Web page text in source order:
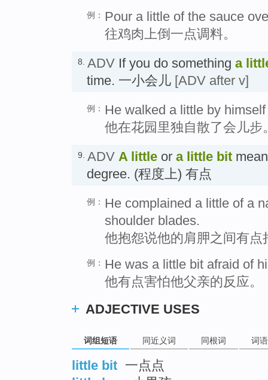
例： Pour a little of the sauce
往鸡肉上倒一点调料。
8. ADV If you do something a
time. 一小会儿 [ADV after v]
例： He walked a little by
他在花园里独自散了会儿步
9. ADV A little or a little bit
degree. (程度上) 有点
例： He complained a little of a
shoulder blades.
他抱怨说他的肩胛之间有点
例： He was a little bit afraid of
他有点害怕他父亲的反应。
ADJECTIVE USES
词组短语 同近义词 同根词 词
little bit 一点点